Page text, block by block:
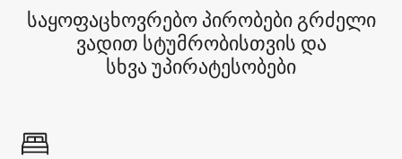
საყოფაცხოვრებო პირობები გრძელი
ვადით სტუმრობისთვის და
სხვა უპირატესობები